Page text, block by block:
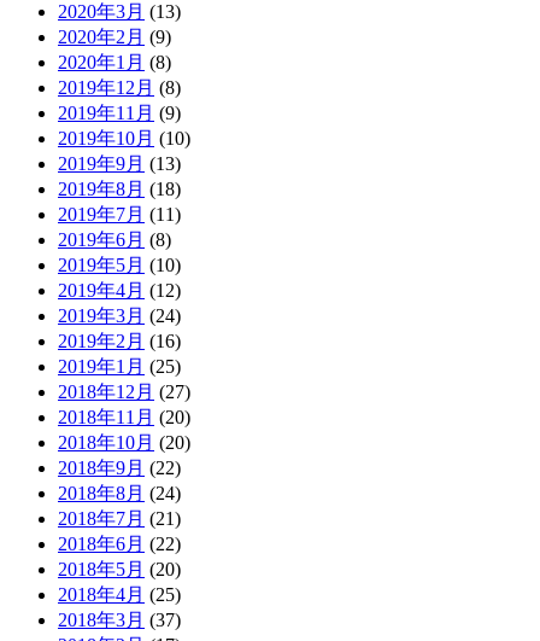
2020年3月 (13)
2020年2月 (9)
2020年1月 (8)
2019年12月 (8)
2019年11月 (9)
2019年10月 (10)
2019年9月 (13)
2019年8月 (18)
2019年7月 (11)
2019年6月 (8)
2019年5月 (10)
2019年4月 (12)
2019年3月 (24)
2019年2月 (16)
2019年1月 (25)
2018年12月 (27)
2018年11月 (20)
2018年10月 (20)
2018年9月 (22)
2018年8月 (24)
2018年7月 (21)
2018年6月 (22)
2018年5月 (20)
2018年4月 (25)
2018年3月 (37)